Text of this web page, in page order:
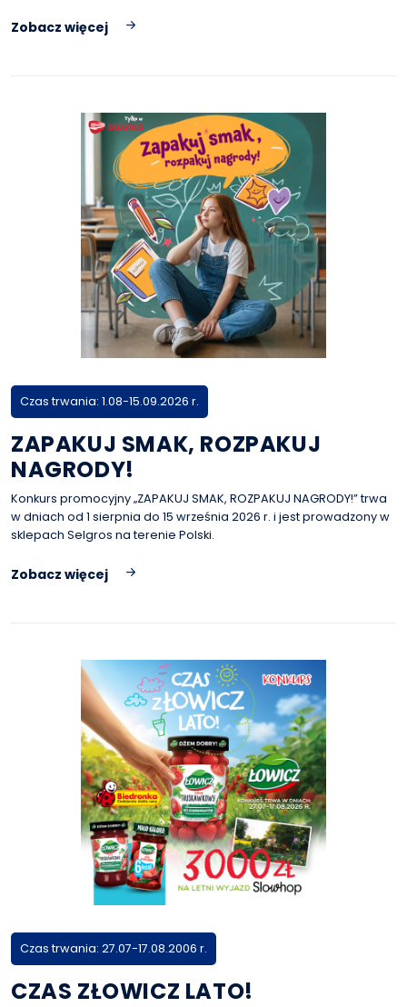
Zobacz więcej
Czas trwania: 1.08-15.09.2026 r.
ZAPAKUJ SMAK, ROZPAKUJ
NAGRODY!
Konkurs promocyjny „ZAPAKUJ SMAK, ROZPAKUJ NAGRODY!” trwa
w dniach od 1 sierpnia do 15 września 2026 r. i jest prowadzony w
sklepach Selgros na terenie Polski.
Zobacz więcej
Czas trwania: 27.07-17.08.2006 r.
CZAS ZŁOWICZ LATO!